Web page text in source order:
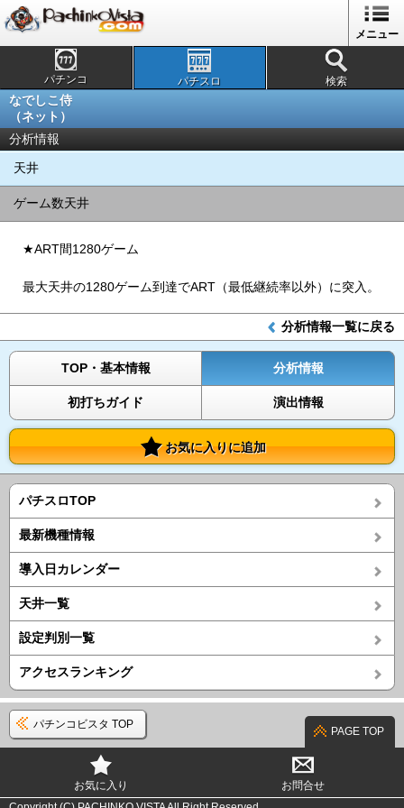
メニュー
パチンコ パチスロ 検索
なでしこ侍
（ネット）
分析情報
天井
ゲーム数天井
★ART間1280ゲーム
最大天井の1280ゲーム到達でART（最低継続率以外）に突入。
分析情報一覧に戻る
TOP・基本情報 分析情報
初打ちガイド 演出情報
お気に入りに追加
パチスロTOP
最新機種情報
導入日カレンダー
天井一覧
設定判別一覧
アクセスランキング
パチンコビスタ TOP
PAGE TOP
お気に入り
お問合せ